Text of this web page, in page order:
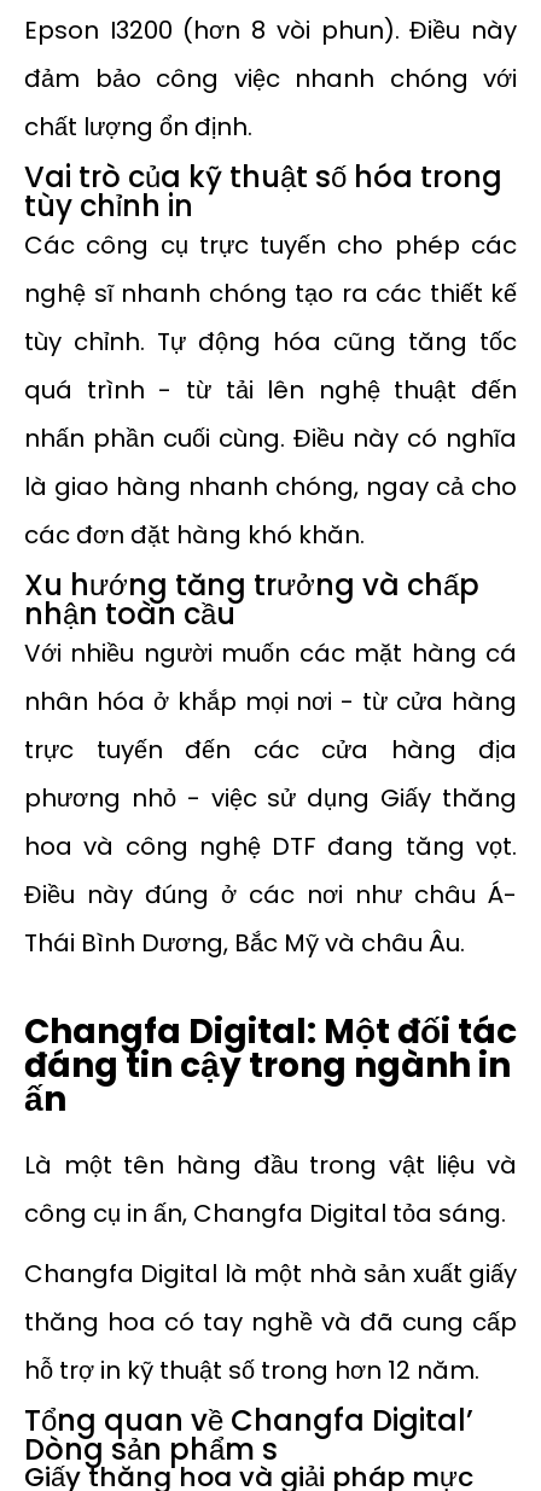
Epson I3200 (hơn 8 vòi phun). Điều này
đảm bảo công việc nhanh chóng với
chất lượng ổn định.
Vai trò của kỹ thuật số hóa trong
tùy chỉnh in
Các công cụ trực tuyến cho phép các
nghệ sĩ nhanh chóng tạo ra các thiết kế
tùy chỉnh. Tự động hóa cũng tăng tốc
quá trình - từ tải lên nghệ thuật đến
nhấn phần cuối cùng. Điều này có nghĩa
là giao hàng nhanh chóng, ngay cả cho
các đơn đặt hàng khó khăn.
Xu hướng tăng trưởng và chấp
nhận toàn cầu
Với nhiều người muốn các mặt hàng cá
nhân hóa ở khắp mọi nơi - từ cửa hàng
trực tuyến đến các cửa hàng địa
phương nhỏ - việc sử dụng Giấy thăng
hoa và công nghệ DTF đang tăng vọt.
Điều này đúng ở các nơi như châu Á-
Thái Bình Dương, Bắc Mỹ và châu Âu.
Changfa Digital: Một đối tác
đáng tin cậy trong ngành in
ấn
Là một tên hàng đầu trong vật liệu và
công cụ in ấn, Changfa Digital tỏa sáng.
Changfa Digital là một nhà sản xuất giấy
thăng hoa có tay nghề và đã cung cấp
hỗ trợ in kỹ thuật số trong hơn 12 năm.
Tổng quan về Changfa Digital’
Dòng sản phẩm s
Giấy thăng hoa và giải pháp mực